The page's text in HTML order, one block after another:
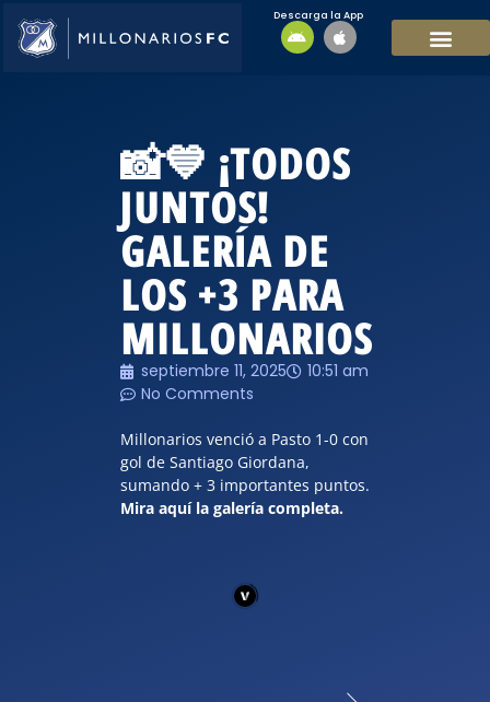
Descarga la App
📸💙 ¡TODOS
JUNTOS!
GALERÍA DE
LOS +3 PARA
MILLONARIOS
septiembre 11, 2025
10:51 am
No Comments
Millonarios venció a Pasto 1-0 con
gol de Santiago Giordana,
sumando + 3 importantes puntos.
Mira aquí la galería completa.